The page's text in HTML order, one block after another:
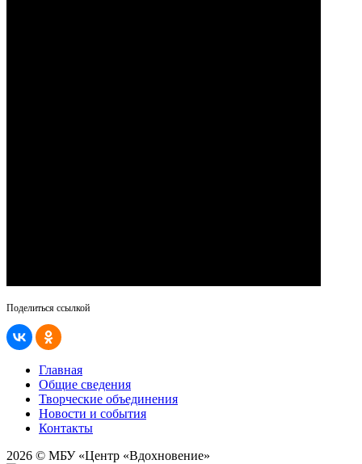
Поделиться ссылкой
Главная
Общие сведения
Творческие объединения
Новости и события
Контакты
2026 © МБУ «Центр «Вдохновение»